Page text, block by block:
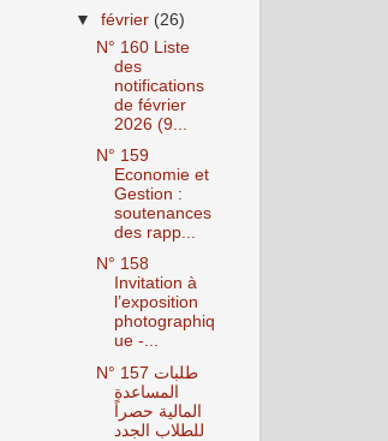
▼février (26)
N° 160 Liste
des
notifications
de février
2026‎ (9...
N° 159
Economie et
Gestion ‎:
soutenances
des rapp...
N° 158
Invitation à
l’exposition
photographiq
ue ‎-...
N° 157 طلبات
المساعدة
المالية حصراً
للطلاب الجدد